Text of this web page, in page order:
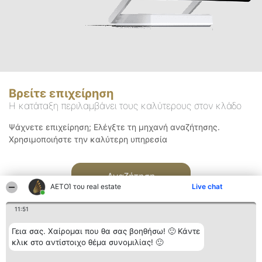
ΑΕΤΟΊ του real estate Live chat
11:51
Γεια σας. Χαίρομαι που θα σας βοηθήσω! 🙂 Κάντε
κλικ στο αντίστοιχο θέμα συνομιλίας! 🙂
Βρείτε επιχείρηση
Η κατάταξη περιλαμβάνει τους καλύτερους στον κλάδο
Ψάχνετε επιχείρηση; Ελέγξτε τη μηχανή αναζήτησης.
Χρησιμοποιήστε την καλύτερη υπηρεσία
Αναζήτηση